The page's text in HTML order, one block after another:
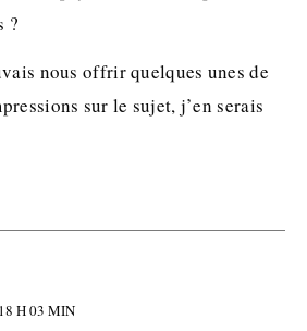
?
nous offrir quelques unes de
sur le sujet, j’en serais
H 03 MIN